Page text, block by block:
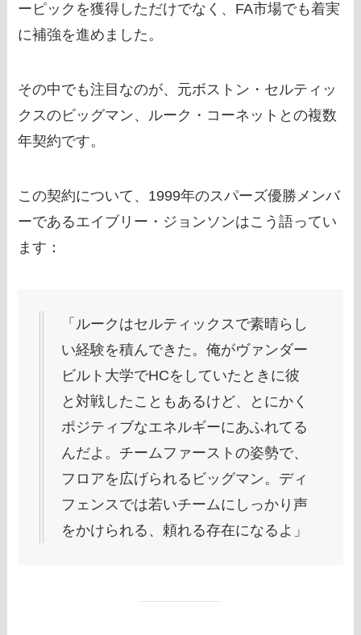
ーピックを獲得しただけでなく、FA市場でも着実
に補強を進めました。
その中でも注目なのが、元ボストン・セルティッ
クスのビッグマン、ルーク・コーネットとの複数
年契約です。
この契約について、1999年のスパーズ優勝メンバ
ーであるエイブリー・ジョンソンはこう語ってい
ます：
「ルークはセルティックスで素晴らし
い経験を積んできた。俺がヴァンダー
ビルト大学でHCをしていたときに彼
と対戦したこともあるけど、とにかく
ポジティブなエネルギーにあふれてる
んだよ。チームファーストの姿勢で、
フロアを広げられるビッグマン。ディ
フェンスでは若いチームにしっかり声
をかけられる、頼れる存在になるよ」